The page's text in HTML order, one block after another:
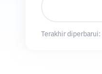
Terakhir diperbarui: